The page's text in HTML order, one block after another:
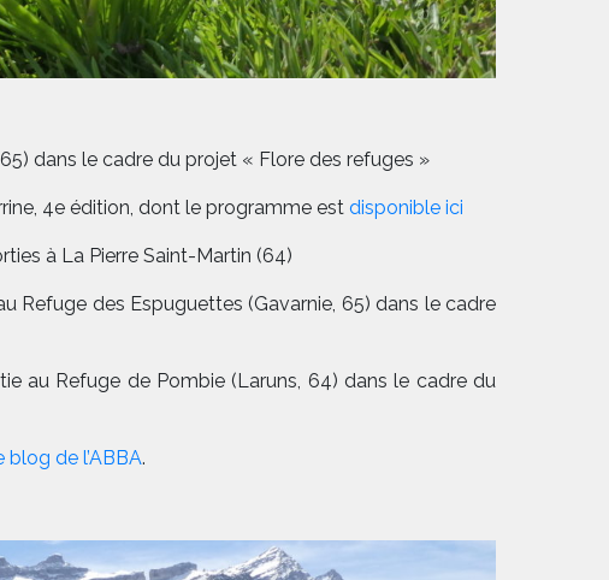
dans le cadre du projet « Flore des refuges »
4e édition, dont le programme est disponible ici
à La Pierre Saint-Martin (64)
Refuge des Espuguettes (Gavarnie, 65) dans le cadre
au Refuge de Pombie (Laruns, 64) dans le cadre du
blog de l’ABBA.